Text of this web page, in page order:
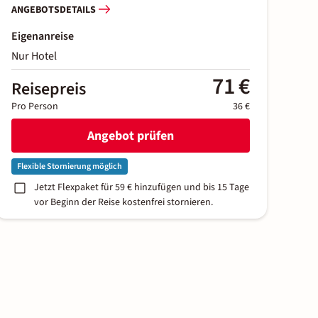
ANGEBOTSDETAILS
Eigenanreise
Nur Hotel
Reisepreis 71 €
Pro Person 36 €
Angebot prüfen
Flexible Stornierung möglich
Jetzt Flexpaket für 59 € hinzufügen und bis 15 Tage
vor Beginn der Reise kostenfrei stornieren.